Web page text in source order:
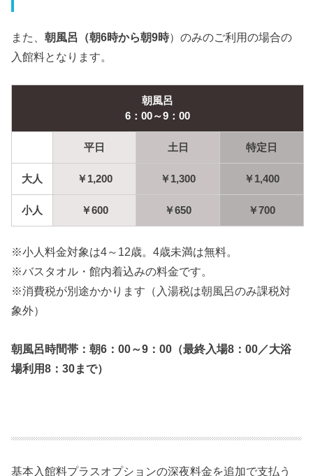
また、朝風呂（朝6時から朝9時）のみのご利用の場合の
入館料となります。
朝風呂
6：00～9：00
平日 土日 特定日
大人 ￥1,200 ￥1,300 ￥1,400
小人 ￥600 ￥650 ￥700
※小人料金対象は4～12歳。4歳未満は無料。
※バスタオル・館内着込みの料金です。
※消費税が別途かかります（入湯税は朝風呂のみ課税対
象外）
朝風呂時間帯：朝6：00～9：00（最終入場8：00／大浴
場利用8：30まで）
基本入館料プラスオプションの深夜料金を追加で支払う